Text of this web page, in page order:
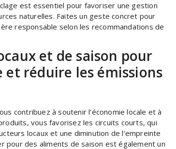
est essentiel pour favoriser une gestion
naturelles. Faites un geste concret pour
responsable selon les recommandations de
et de saison pour
et réduire les émissions
contribuez à soutenir l’économie locale et à
vous favorisez les circuits courts, qui
locaux et une diminution de l’empreinte
pour des aliments de saison est également un